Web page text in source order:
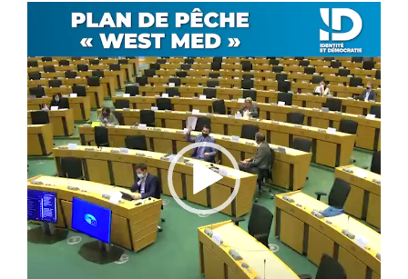
Lecteur